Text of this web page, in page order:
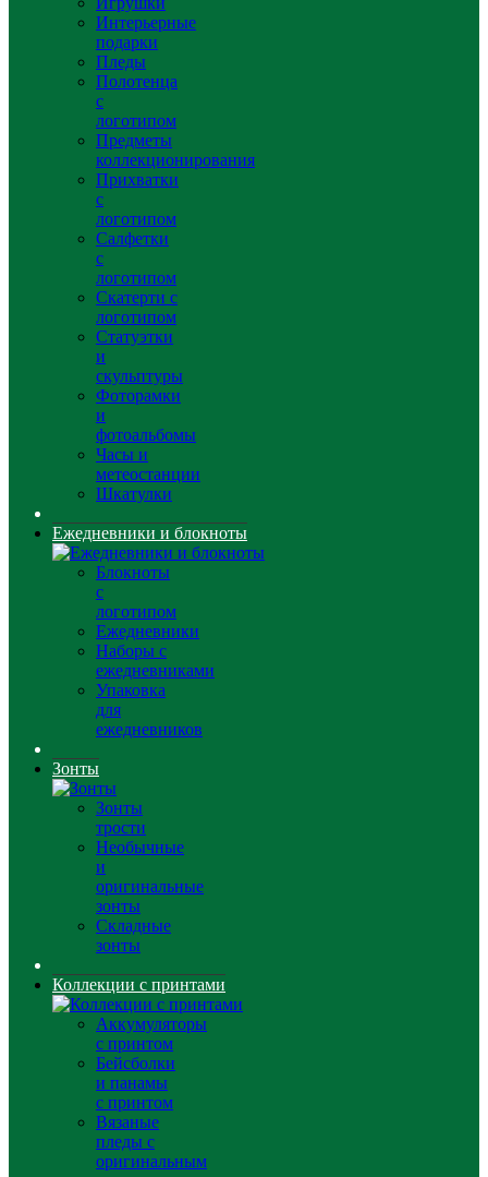
Интерьерные
подарки
Пледы
Полотенца
с
логотипом
Предметы
коллекционирования
Прихватки
с
логотипом
Салфетки
с
логотипом
Скатерти с
логотипом
Статуэтки
и
скульптуры
Фоторамки
и
фотоальбомы
Часы и
метеостанции
Шкатулки
Ежедневники и блокноты
Блокноты
с
логотипом
Ежедневники
Наборы с
ежедневниками
Упаковка
для
ежедневников
Зонты
Зонты
трости
Необычные
и
оригинальные
зонты
Складные
зонты
Коллекции с принтами
Аккумуляторы
с принтом
Бейсболки
и панамы
с принтом
Вязаные
пледы с
оригинальным